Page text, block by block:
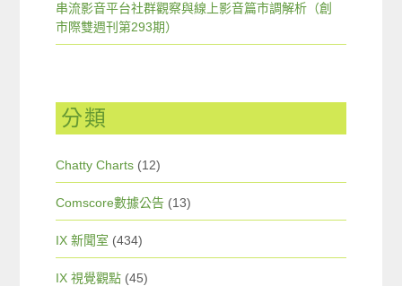
串流影音平台社群觀察與線上影音篇市調解析（創
市際雙週刊第293期）
分類
Chatty Charts (12)
Comscore數據公告 (13)
IX 新聞室 (434)
IX 視覺觀點 (45)